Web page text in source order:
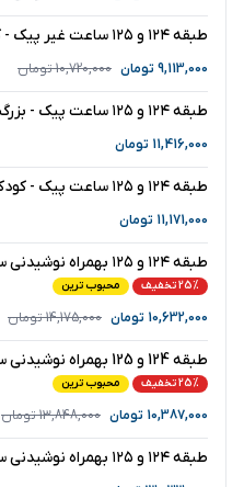
طبقه ۱۲۴ و ۱۲۵ ساعت غیر پیک - کودک
9,113,000 تومان 10,720,000تومان
طبقه ۱۲۴ و ۱۲۵ ساعت پیک - بزرگسال
11,416,000 تومان
طبقه ۱۲۴ و ۱۲۵ ساعت پیک - کودک
11,171,000 تومان
طبقه ۱۲۴ و ۱۲۵ بهمراه نوشیدنی ساعت غیر پیک - بزرگسال
25% تخفیف محبوب ترین
10,632,000 تومان 14,175,000تومان
طبقه 124 و 125 بهمراه نوشیدنی ساعت غیر پیک - کودک
25% تخفیف محبوب ترین
10,387,000 تومان 13,848,000تومان
طبقه ۱۲۴ و ۱۲۵ بهمراه نوشیدنی ساعت پیک - بزرگسال